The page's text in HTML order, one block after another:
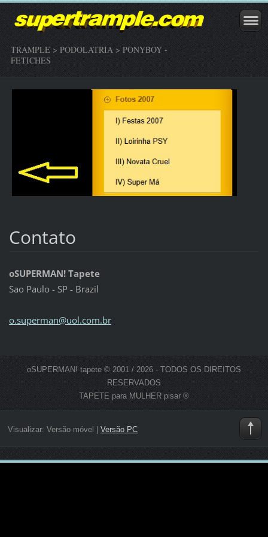
TRAMPLE > PODOLATRIA > PONYBOY -
FETICHES
Contato
oSUPERMAN! Tapete
Sao Paulo - SP - Brazil
o.superman@uol.com.br
oSUPERMAN! tapete © 2001 / 2026 - TODOS OS DIREITOS
RESERVADOS
TAPETE para MULHER pisar ®
Visualizar: Versão móvel Versão PC